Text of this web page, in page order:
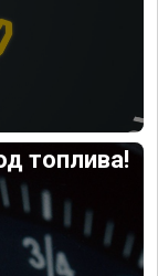
топлива!